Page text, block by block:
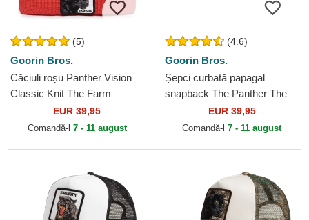
(5)
Goorin Bros.
Căciuli roșu Panther Vision
Classic Knit The Farm
Goorin Bros.EUR 39,95
Comandă-l 7 - 11 august
(4.6)
Goorin Bros.
Șepci curbată papagal
snapback The Panther The
Farm Goorin Bros.
EUR 39,95
Comandă-l 7 - 11 august